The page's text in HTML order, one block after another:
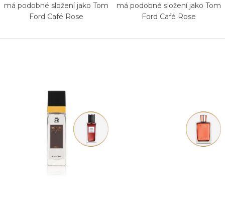
má podobné složení jako Tom
Ford Café Rose
má podobné složení jako Tom
Ford Café Rose